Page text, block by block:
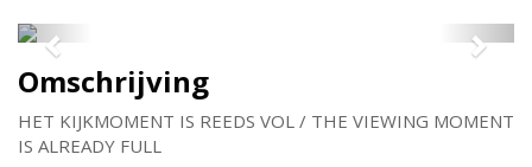
Previous Next
Omschrijving
HET KIJKMOMENT IS REEDS VOL / THE VIEWING MOMENT
IS ALREADY FULL